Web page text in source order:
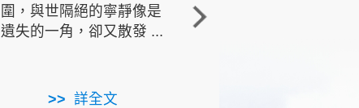
圍，與世隔絕的寧靜像是
遺失的一角，卻又散發 ...
詳全文
角的端點，冬季海浪拍打
著礁岸，旺盛的侵蝕作